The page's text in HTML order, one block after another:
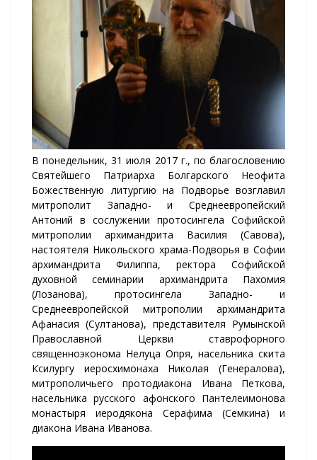
В понедельник, 31 июля 2017 г., по благословению
Святейшего Патриарха Болгарского Неофита
Божественную литургию на Подворье возглавил
митрополит Западно- и Среднеевропейский
Антоний в сослужении протосингела Софийской
митрополии архимандрита Василия (Савова),
настоятеля Никольского храма-Подворья в Софии
архимандрита Филиппа, ректора Софийской
духовной семинарии архимандрита Пахомия
(Лозанова), протосингела Западно- и
Среднеевропейской митрополии архимандрита
Афанасия (Султанова), представителя Румынской
Православной Церкви ставрофорного
священноэконома Нелуца Опря, насельника скита
Ксилургу иеросхимонаха Николая (Генералова),
митрополичьего протодиакона Ивана Петкова,
насельника русского афонского Пантелеимонова
монастыря иеродякона Серафима (Семкина) и
диакона Ивана Иванова.